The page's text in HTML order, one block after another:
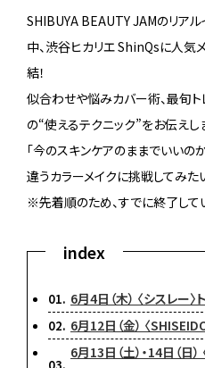
SHIBUYA BEAUTY JAMのリアル
中、渋谷ヒカリエ ShinQsに人気
結！
似合わせや悩みカバー術、最旬ト
の“使えるテクニック”をお伝えし
「今のスキンケアのままでいいの
違うカラーメイクに挑戦してみた
※先着順のため、すでに終了して
6月4日（木） 〈シスレー〉
6月12日（金） 〈
6月13日（土）・14日（